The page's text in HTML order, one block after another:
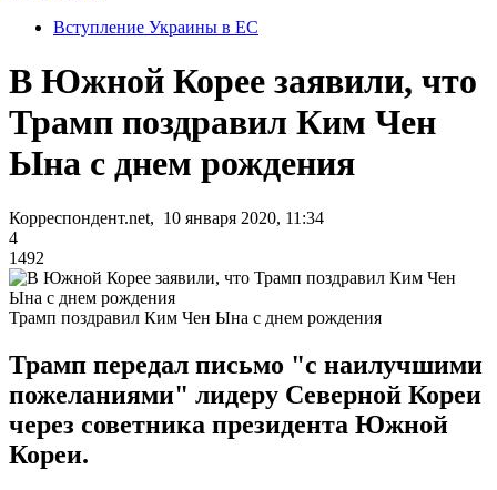
Вступление Украины в ЕС
В Южной Корее заявили, что
Трамп поздравил Ким Чен
Ына с днем рождения
Корреспондент.net, 10 января 2020, 11:34
4
1492
Трамп поздравил Ким Чен Ына с днем рождения
Трамп передал письмо "с наилучшими
пожеланиями" лидеру Северной Кореи
через советника президента Южной
Кореи.